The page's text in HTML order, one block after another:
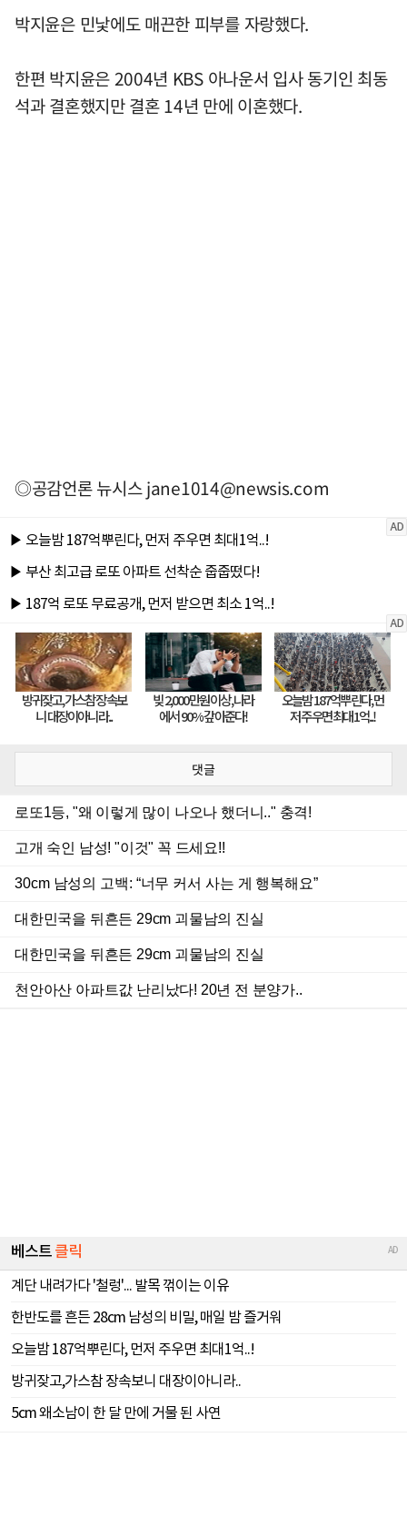
박지윤은 민낯에도 매끈한 피부를 자랑했다.
한편 박지윤은 2004년 KBS 아나운서 입사 동기인 최동
석과 결혼했지만 결혼 14년 만에 이혼했다.
◎공감언론 뉴시스jane1014@newsis.com
댓글